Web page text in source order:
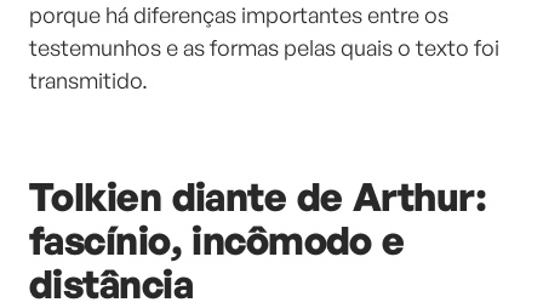
porque há diferenças importantes entre os
testemunhos e as formas pelas quais o texto foi
transmitido.
Tolkien diante de Arthur:
fascínio, incômodo e
distância